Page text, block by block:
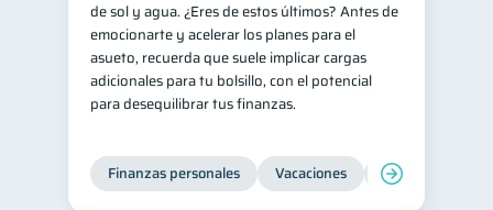
de sol y agua. ¿Eres de estos últimos? Antes de
emocionarte y acelerar los planes para el
asueto, recuerda que suele implicar cargas
adicionales para tu bolsillo, con el potencial
para desequilibrar tus finanzas.
Finanzas personales Vacaciones Organización